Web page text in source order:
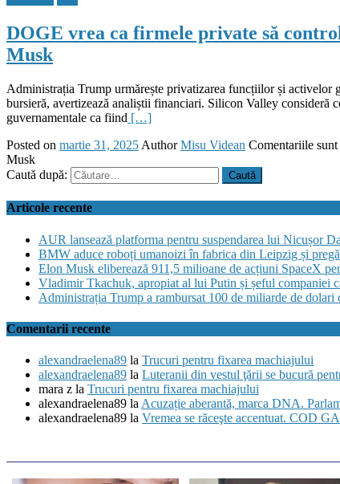
DOGE vrea ca firmele private să
Musk
Administrația Trump urmărește privatizarea funcțiilor și activelor
bursieră, avertizează analiștii financiari. Silicon Valley
guvernamentale ca fiind […]
Posted on martie 31, 2025 Author Misu Videan Comentariile
Musk
Caută după:
Articole recente
AUR lansează platforma pentru suspendarea lui Nicușor
BMW aduce roboți umanoizi în fabrica din Leipzig și
Elon Musk eliberează 911,5 milioane de acțiuni SpaceX
Vladimir Tkachuk, apropiat al lui Putin și șeful companiei
Administrația Trump a rambursat 100 de miliarde de
Comentarii recente
alexandraelena89 la Trucuri pentru fixarea machiajului
alexandraelena89 la Luteranii din vestul ţării se bucură
mara z la Trucuri pentru fixarea machiajului
alexandraelena89 la Acuzație aberantă, marca DNA.
alexandraelena89 la Vremea se răceşte accentuat. COD